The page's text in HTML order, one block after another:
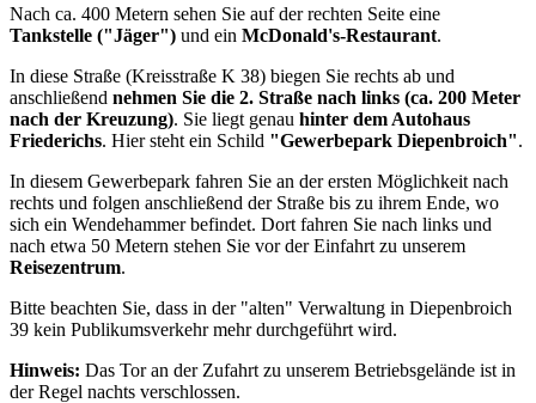
Nach ca. 400 Metern sehen Sie auf der rechten Seite eine
Tankstelle ("Jäger") und ein McDonald's-Restaurant.
In diese Straße (Kreisstraße K 38) biegen Sie rechts ab und
anschließend nehmen Sie die 2. Straße nach links (ca. 200 Meter
nach der Kreuzung). Sie liegt genau hinter dem Autohaus
Friederichs. Hier steht ein Schild "Gewerbepark Diepenbroich".
In diesem Gewerbepark fahren Sie an der ersten Möglichkeit nach
rechts und folgen anschließend der Straße bis zu ihrem Ende, wo
sich ein Wendehammer befindet. Dort fahren Sie nach links und
nach etwa 50 Metern stehen Sie vor der Einfahrt zu unserem
Reisezentrum.
Bitte beachten Sie, dass in der "alten" Verwaltung in Diepenbroich
39 kein Publikumsverkehr mehr durchgeführt wird.
Hinweis: Das Tor an der Zufahrt zu unserem Betriebsgelände ist in
der Regel nachts verschlossen.